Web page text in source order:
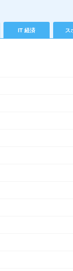
IT 経済 ス